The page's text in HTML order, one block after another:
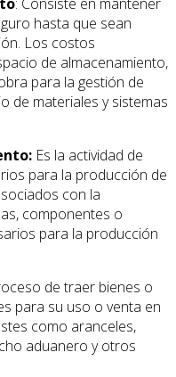
: Consiste en mantener
hasta que sean
Los costos
de almacenamiento,
para la gestión de
de materiales y sistemas
Es la actividad de
para la producción de
con la
componentes o
para la producción
de traer bienes o
para su uso o venta en
como aranceles,
aduanero y otros